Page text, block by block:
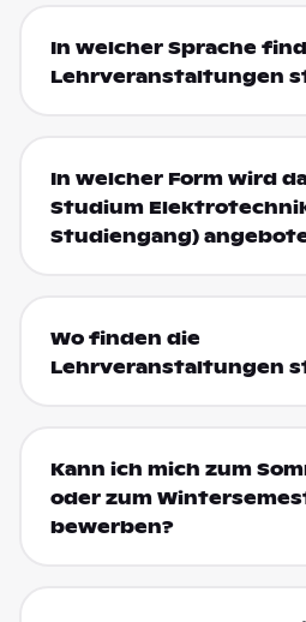
In welcher Sprache
Lehrveranstaltungen
In welcher Form wird
Studium
Studiengang)
Wo finden die
Lehrveranstaltungen
Kann ich mich zum
oder zum
bewerben?